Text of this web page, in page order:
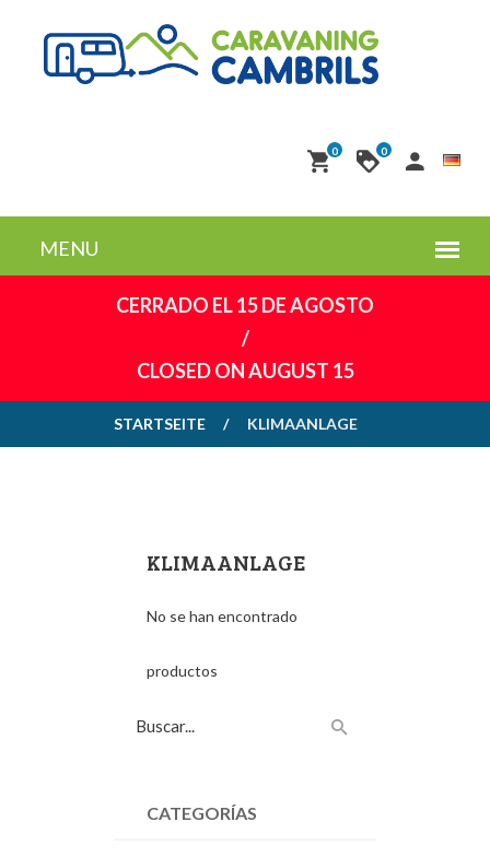
0 0
CERRADO EL 15 DE AGOSTO
/
CLOSED ON AUGUST 15
STARTSEITE KLIMAANLAGE
KLIMAANLAGE
No se han encontrado
productos
CATEGORÍAS